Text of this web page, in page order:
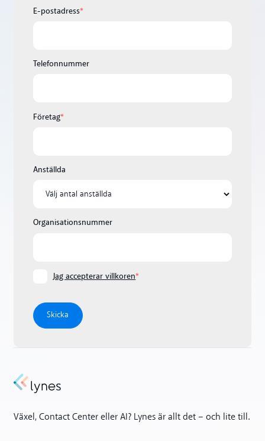
E-postadress*
Telefonnummer
Företag*
Anställda
Organisationsnummer
Jag accepterar villkoren*
Växel, Contact Center eller AI? Lynes är allt det – och lite till.